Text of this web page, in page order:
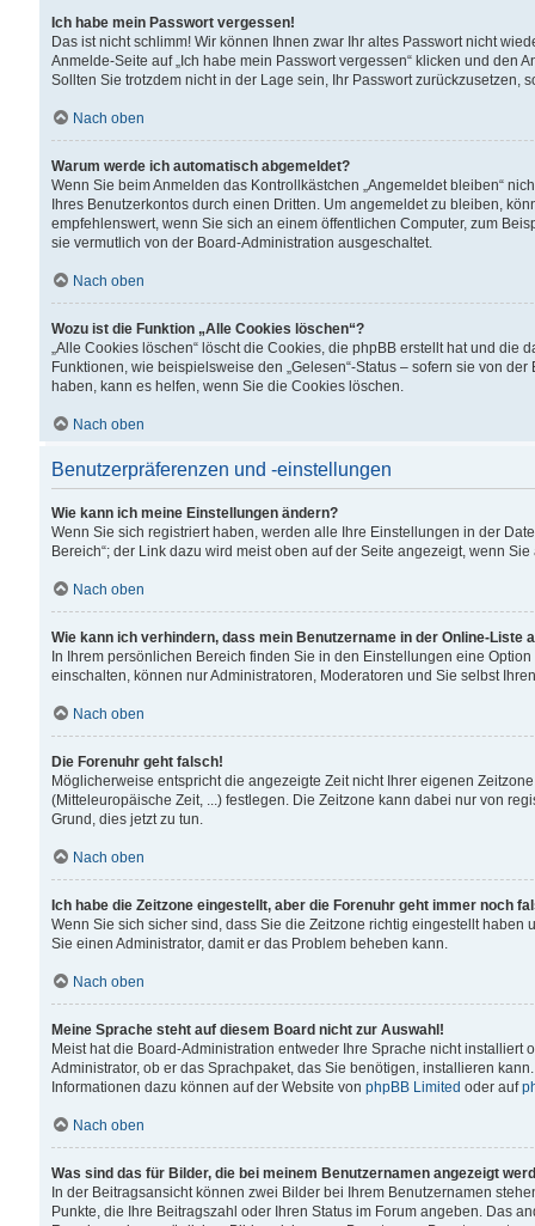
Ich habe mein Passwort vergessen!
Das ist nicht schlimm! Wir können Ihnen zwar Ihr altes Passwort nicht
Anmelde-Seite auf „Ich habe mein Passwort vergessen“ klicken und
Sollten Sie trotzdem nicht in der Lage sein, Ihr Passwort zurückzusetzen,
Nach oben
Warum werde ich automatisch abgemeldet?
Wenn Sie beim Anmelden das Kontrollkästchen „Angemeldet bleiben“
Ihres Benutzerkontos durch einen Dritten. Um angemeldet zu bleiben,
empfehlenswert, wenn Sie sich an einem öffentlichen Computer, zum
sie vermutlich von der Board-Administration ausgeschaltet.
Nach oben
Wozu ist die Funktion „Alle Cookies löschen“?
„Alle Cookies löschen“ löscht die Cookies, die phpBB erstellt hat und
Funktionen, wie beispielsweise den „Gelesen“-Status – sofern sie von
haben, kann es helfen, wenn Sie die Cookies löschen.
Nach oben
Benutzerpräferenzen und -einstellungen
Wie kann ich meine Einstellungen ändern?
Wenn Sie sich registriert haben, werden alle Ihre Einstellungen in der
Bereich“; der Link dazu wird meist oben auf der Seite angezeigt, wenn
Nach oben
Wie kann ich verhindern, dass mein Benutzername in der Online-Liste
In Ihrem persönlichen Bereich finden Sie in den Einstellungen eine
einschalten, können nur Administratoren, Moderatoren und Sie selbst
Nach oben
Die Forenuhr geht falsch!
Möglicherweise entspricht die angezeigte Zeit nicht Ihrer eigenen
(Mitteleuropäische Zeit, ...) festlegen. Die Zeitzone kann dabei nur von
Grund, dies jetzt zu tun.
Nach oben
Ich habe die Zeitzone eingestellt, aber die Forenuhr geht immer noch
Wenn Sie sich sicher sind, dass Sie die Zeitzone richtig eingestellt
Sie einen Administrator, damit er das Problem beheben kann.
Nach oben
Meine Sprache steht auf diesem Board nicht zur Auswahl!
Meist hat die Board-Administration entweder Ihre Sprache nicht
Administrator, ob er das Sprachpaket, das Sie benötigen, installieren
Informationen dazu können auf der Website von phpBB Limited oder auf
Nach oben
Was sind das für Bilder, die bei meinem Benutzernamen angezeigt
In der Beitragsansicht können zwei Bilder bei Ihrem Benutzernamen
Punkte, die Ihre Beitragszahl oder Ihren Status im Forum angeben. Das